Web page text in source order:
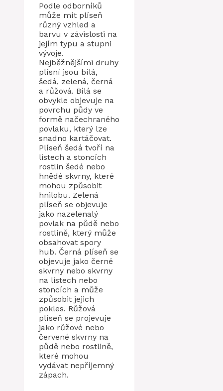
Podle odborníků
může mít plíseň
různý vzhled a
barvu v závislosti na
jejím typu a stupni
vývoje.
Nejběžnějšími druhy
plísní jsou bílá,
šedá, zelená, černá
a růžová. Bílá se
obvykle objevuje na
povrchu půdy ve
formě načechraného
povlaku, který lze
snadno kartáčovat.
Plíseň šedá tvoří na
listech a stoncích
rostlin šedé nebo
hnědé skvrny, které
mohou způsobit
hnilobu. Zelená
plíseň se objevuje
jako nazelenalý
povlak na půdě nebo
rostlině, který může
obsahovat spory
hub. Černá plíseň se
objevuje jako černé
skvrny nebo skvrny
na listech nebo
stoncích a může
způsobit jejich
pokles. Růžová
plíseň se projevuje
jako růžové nebo
červené skvrny na
půdě nebo rostlině,
které mohou
vydávat nepříjemný
zápach.